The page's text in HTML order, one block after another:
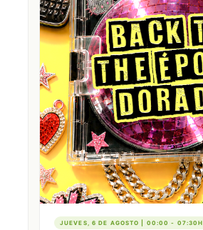
JUEVES, 6 DE AGOSTO | 00:00 - 07:30H